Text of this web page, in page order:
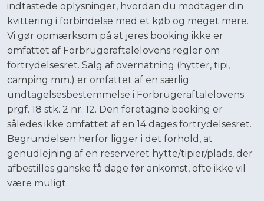
indtastede oplysninger, hvordan du modtager din
kvittering i forbindelse med et køb og meget mere.
Vi gør opmærksom på at jeres booking ikke er
omfattet af Forbrugeraftalelovens regler om
fortrydelsesret. Salg af overnatning (hytter, tipi,
camping mm.) er omfattet af en særlig
undtagelsesbestemmelse i Forbrugeraftalelovens
prgf. 18 stk. 2 nr. 12. Den foretagne booking er
således ikke omfattet af en 14 dages fortrydelsesret.
Begrundelsen herfor ligger i det forhold, at
genudlejning af en reserveret hytte/tipier/plads, der
afbestilles ganske få dage før ankomst, ofte ikke vil
være muligt.